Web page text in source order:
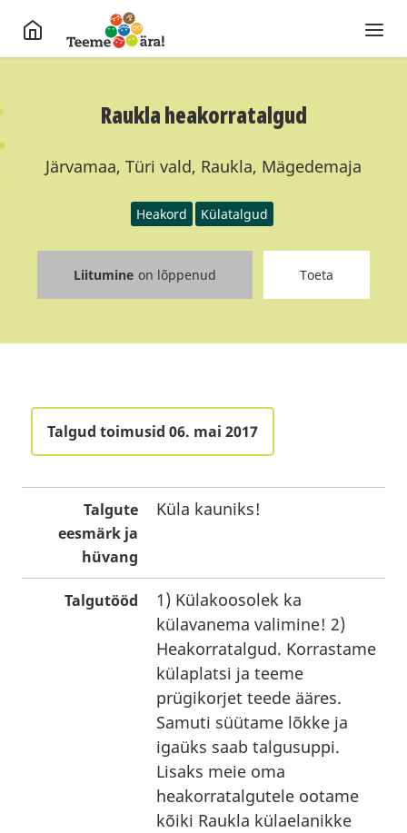
Raukla heakorratalgud
Järvamaa, Türi vald, Raukla, Mägedemaja
Heakord Külatalgud
Liitumine on lõppenud Toeta
Talgud toimusid 06. mai 2017
Talgute
eesmärk ja
hüvang
Küla kauniks!
Talgutööd
1) Külakoosolek ka
külavanema valimine! 2)
Heakorratalgud. Korrastame
külaplatsi ja teeme
prügikorjet teede ääres.
Samuti süütame lõkke ja
igaüks saab talgusuppi.
Lisaks meie oma
heakorratalgutele ootame
kõiki Raukla külaelanikke